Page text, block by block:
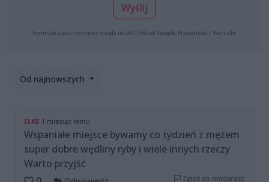
Wyślij
Formularz jest chroniony dzięki reCAPTCHA od Google: Prywatność | Warunki
Od najnowszych
ELKE 1 miesiąc temu
Wspaniałe miejsce bywamy co tydzień z mężem
super dobre wędliny ryby i wiele innych rzeczy
Warto przyjść
Zgłoś do moderacji